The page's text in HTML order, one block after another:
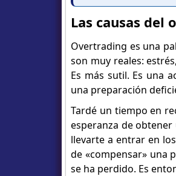
Las causas del
Overtrading es una
son muy reales:
Es más sutil. Es una
una preparación
Tardé un tiempo en
esperanza de
llevarte a entrar en
de «compensar» una
se ha perdido. Es